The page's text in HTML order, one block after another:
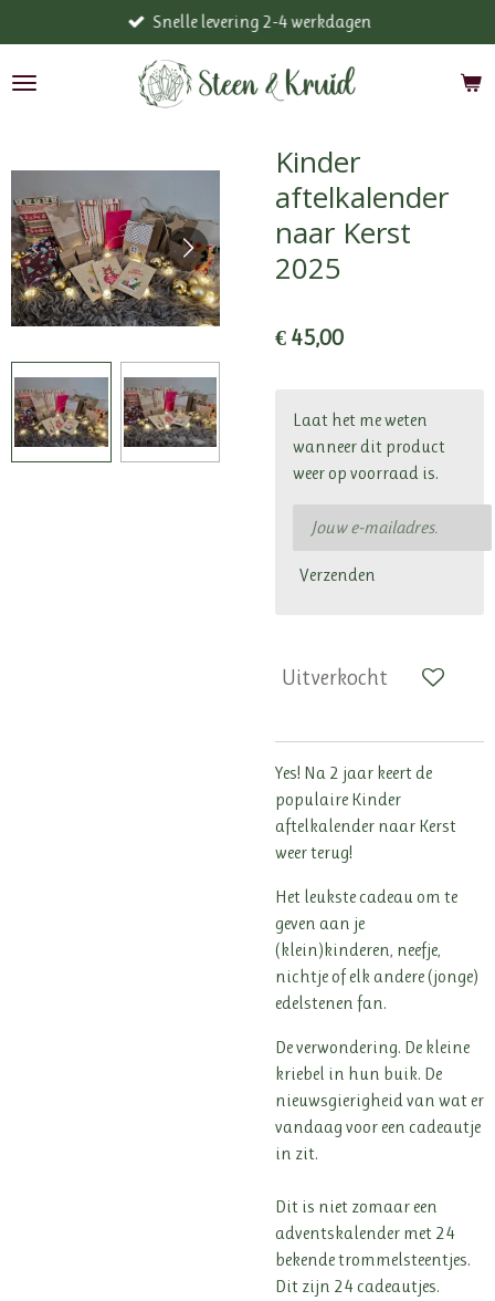
direct
naar
Snelle levering 2-4 werkdagen
Kinder
aftelkalender
naar Kerst
2025
€ 45,00
Laat het me weten
wanneer dit product
weer op voorraad is.
Verzenden
Uitverkocht
Yes! Na 2 jaar keert de
populaire Kinder
aftelkalender naar Kerst
weer terug!
Het leukste cadeau om te
geven aan je
(klein)kinderen, neefje,
nichtje of elk andere (jonge)
edelstenen fan.
De verwondering. De kleine
kriebel in hun buik. De
nieuwsgierigheid van wat er
vandaag voor een cadeautje
in zit.
Dit is niet zomaar een
adventskalender met 24
bekende trommelsteentjes.
Dit zijn 24 cadeautjes.